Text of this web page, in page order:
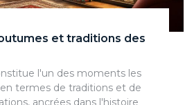
et traditions des
l'un des moments les
termes de traditions et de
ancrées dans l'histoire